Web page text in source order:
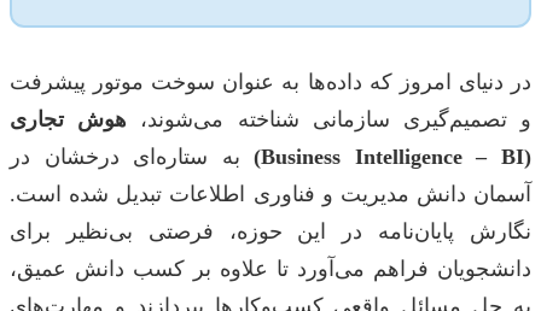
در دنیای امروز که داده‌ها به عنوان سوخت موتور پیشرفت
و تصمیم‌گیری سازمانی شناخته می‌شوند، هوش تجاری
(Business Intelligence – BI)
به ستاره‌ای درخشان در
آسمان دانش مدیریت و فناوری اطلاعات تبدیل شده است.
نگارش پایان‌نامه در این حوزه، فرصتی بی‌نظیر برای
دانشجویان فراهم می‌آورد تا علاوه بر کسب دانش عمیق،